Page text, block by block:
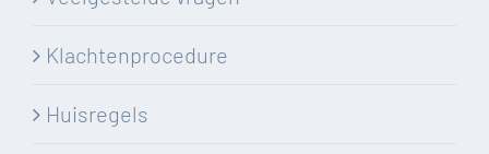
Klachtenprocedure
Huisregels